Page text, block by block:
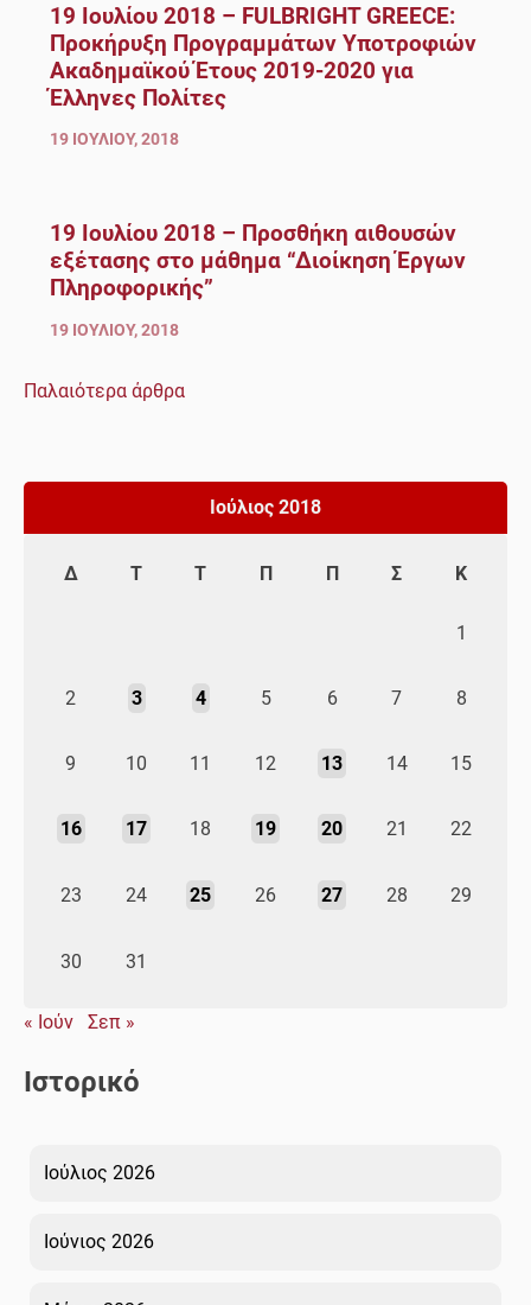
19 Ιουλίου 2018 – FULBRIGHT GREECE:
Προκήρυξη Προγραμμάτων Υποτροφιών
Ακαδημαϊκού Έτους 2019-2020 για
Έλληνες Πολίτες
19 ΙΟΥΛΊΟΥ, 2018
19 Ιουλίου 2018 – Προσθήκη αιθουσών
εξέτασης στο μάθημα “Διοίκηση Έργων
Πληροφορικής”
19 ΙΟΥΛΊΟΥ, 2018
Πλοήγηση
Παλαιότερα άρθρα
Ιούλιος 2018
Δ Τ Τ Π Π Σ Κ
1
2 3 4 5 6 7 8
9 10 11 12 13 14 15
16 17 18 19 20 21 22
23 24 25 26 27 28 29
30 31
« Ιούν Σεπ »
Ιστορικό
Ιούλιος 2026
Ιούνιος 2026